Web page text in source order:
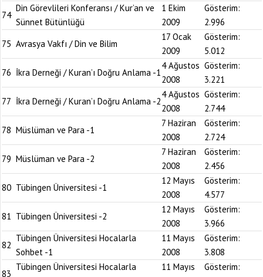
74
Din Görevlileri Konferansı / Kur’an ve
Sünnet Bütünlüğü
1 Ekim
2009
Gösterim:
2.996
75 Avrasya Vakfı / Din ve Bilim
17 Ocak
2009
Gösterim:
5.012
76 İkra Derneği / Kuran’ı Doğru Anlama -1
4 Ağustos
2008
Gösterim:
3.221
77 İkra Derneği / Kuran’ı Doğru Anlama -2
4 Ağustos
2008
Gösterim:
2.744
78 Müslüman ve Para -1
7 Haziran
2008
Gösterim:
2.724
79 Müslüman ve Para -2
7 Haziran
2008
Gösterim:
2.456
80 Tübingen Üniversitesi -1
12 Mayıs
2008
Gösterim:
4.577
81 Tübingen Üniversitesi -2
12 Mayıs
2008
Gösterim:
3.966
82
Tübingen Üniversitesi Hocalarla
Sohbet -1
11 Mayıs
2008
Gösterim:
3.808
83
Tübingen Üniversitesi Hocalarla
11 Mayıs
Gösterim: